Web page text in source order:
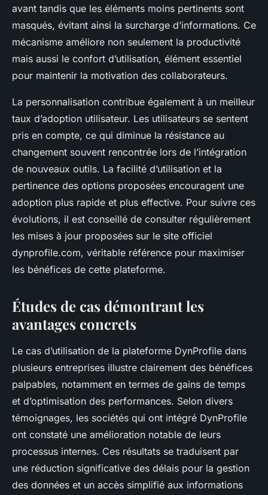
avant tandis que les éléments moins pertinents sont
masqués, évitant ainsi la surcharge d’informations. Ce
mécanisme améliore non seulement la productivité
mais aussi le confort d’utilisation, élément essentiel
pour maintenir la motivation des collaborateurs.
La personnalisation contribue également à un meilleur
taux d’adoption utilisateur. Les utilisateurs se sentent
pris en compte, ce qui diminue la résistance au
changement souvent rencontrée lors de l’intégration
de nouveaux outils. La facilité d’utilisation et la
pertinence des options proposées encouragent une
adoption plus rapide et plus effective. Pour suivre ces
évolutions, il est conseillé de consulter régulièrement
les mises à jour proposées sur le site officiel
dynprofile.com, véritable référence pour maximiser
les bénéfices de cette plateforme.
Études de cas démontrant les
avantages concrets
Le cas d’utilisation de la plateforme DynProfile dans
plusieurs entreprises illustre clairement des bénéfices
palpables, notamment en termes de gains de temps
et d’optimisation des performances. Selon divers
témoignages, les sociétés qui ont intégré DynProfile
ont constaté une amélioration notable de leurs
processus internes. Ces résultats se traduisent par
une réduction significative des délais pour la gestion
des données et un accès simplifié aux informations